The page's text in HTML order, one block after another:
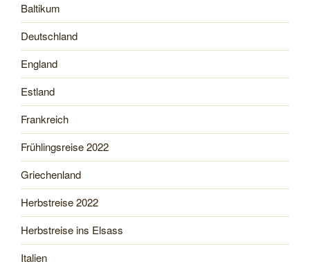
Baltikum
Deutschland
England
Estland
Frankreich
Frühlingsreise 2022
Griechenland
Herbstreise 2022
Herbstreise ins Elsass
Italien